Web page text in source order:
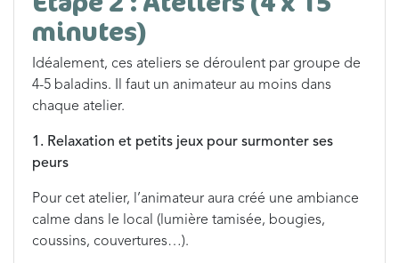
minutes)
Idéalement, ces ateliers se déroulent par groupe de
4-5 baladins. Il faut un animateur au moins dans
chaque atelier.
1. Relaxation et petits jeux pour surmonter ses
peurs
Pour cet atelier, l’animateur aura créé une ambiance
calme dans le local (lumière tamisée, bougies,
coussins, couvertures…).